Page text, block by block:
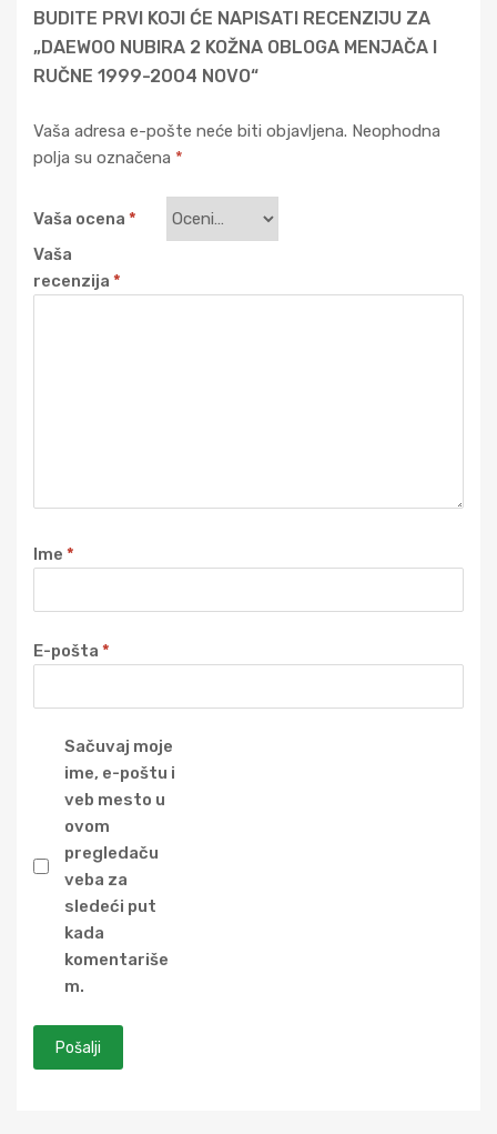
BUDITE PRVI KOJI ĆE NAPISATI RECENZIJU ZA
„DAEWOO NUBIRA 2 KOŽNA OBLOGA MENJAČA I
RUČNE 1999-2004 NOVO“
Vaša adresa e-pošte neće biti objavljena. Neophodna
polja su označena *
Vaša ocena *
Vaša
recenzija *
Ime *
E-pošta *
Sačuvaj moje
ime, e-poštu i
veb mesto u
ovom
pregledaču
veba za
sledeći put
kada
komentariše
m.